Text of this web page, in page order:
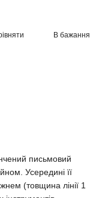
В бажання
письмовий
Усередині її
(товщина лінії 1